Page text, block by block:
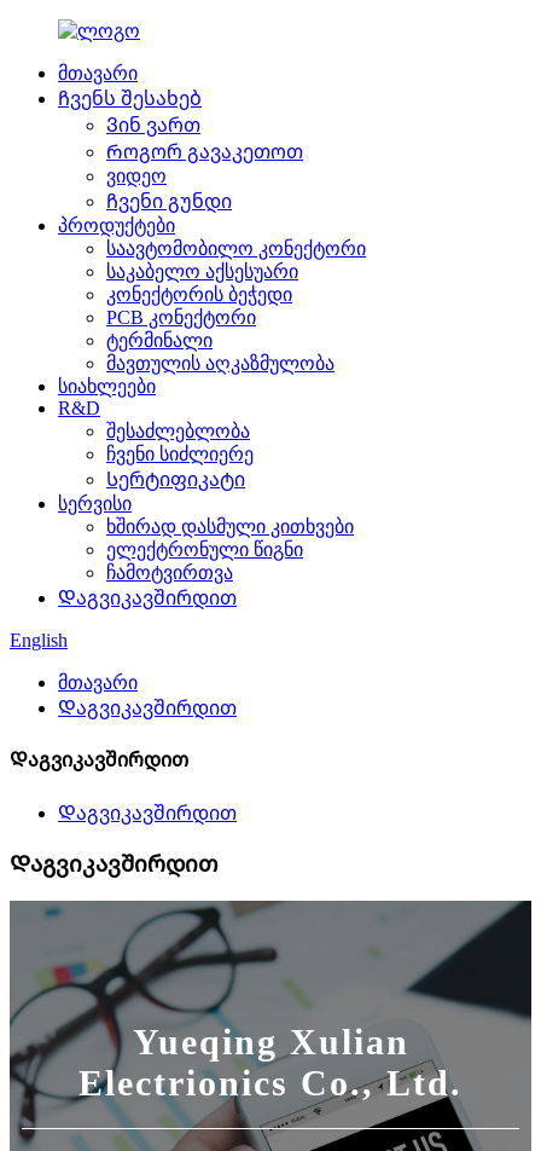
მთავარი
Ჩვენს შესახებ
Ვინ ვართ
Როგორ გავაკეთოთ
ვიდეო
Ჩვენი გუნდი
პროდუქტები
საავტომობილო კონექტორი
საკაბელო აქსესუარი
კონექტორის ბეჭედი
PCB კონექტორი
ტერმინალი
მავთულის აღკაზმულობა
სიახლეები
R&D
შესაძლებლობა
ჩვენი სიძლიერე
Სერტიფიკატი
სერვისი
ხშირად დასმული კითხვები
ელექტრონული წიგნი
ჩამოტვირთვა
Დაგვიკავშირდით
English
მთავარი
Დაგვიკავშირდით
Დაგვიკავშირდით
Დაგვიკავშირდით
Დაგვიკავშირდით
Yueqing Xulian
Electrionics Co., Ltd.